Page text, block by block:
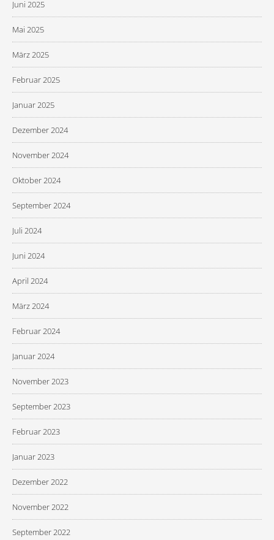
Juni 2025
Mai 2025
März 2025
Februar 2025
Januar 2025
Dezember 2024
November 2024
Oktober 2024
September 2024
Juli 2024
Juni 2024
April 2024
März 2024
Februar 2024
Januar 2024
November 2023
September 2023
Februar 2023
Januar 2023
Dezember 2022
November 2022
September 2022